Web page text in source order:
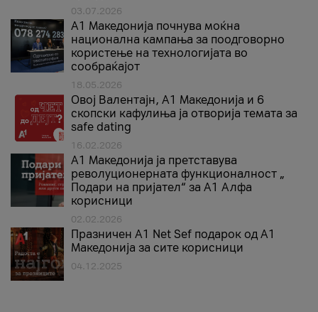
03.07.2026
A1 Македонија почнува моќна
национална кампања за поодговорно
користење на технологијата во
сообраќајот
18.05.2026
Овој Валентајн, A1 Македонија и 6
скопски кафулиња ја отворија темата за
safe dating
16.02.2026
А1 Македонија ја претставува
револуционерната функционалност „
Подари на пријател“ за А1 Алфа
корисници
02.02.2026
Празничен A1 Net Sеf подарок од А1
Македонија за сите корисници
04.12.2025